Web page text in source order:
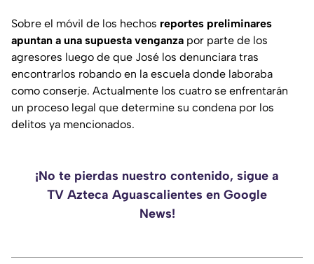
Sobre el móvil de los hechos reportes preliminares
apuntan a una supuesta venganza por parte de los
agresores luego de que José los denunciara tras
encontrarlos robando en la escuela donde laboraba
como conserje. Actualmente los cuatro se enfrentarán
un proceso legal que determine su condena por los
delitos ya mencionados.
¡No te pierdas nuestro contenido, sigue a
TV Azteca Aguascalientes en Google
News!